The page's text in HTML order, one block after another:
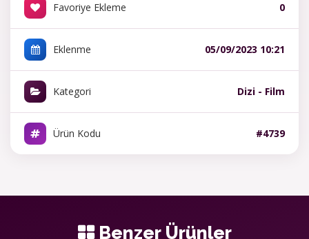
Favoriye Ekleme 0
Eklenme 05/09/2023 10:21
Kategori Dizi - Film
Ürün Kodu #4739
Benzer Ürünler